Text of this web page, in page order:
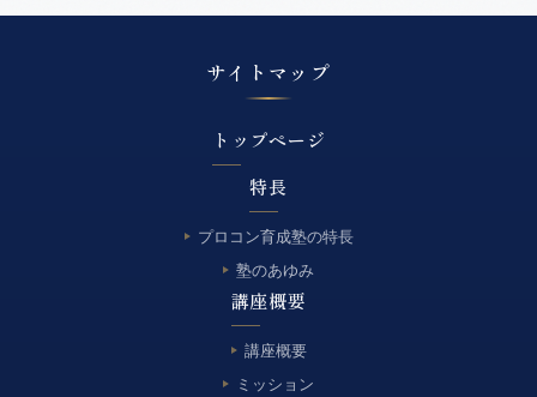
サイトマップ
トップページ
特長
プロコン育成塾の特長
塾のあゆみ
講座概要
講座概要
ミッション